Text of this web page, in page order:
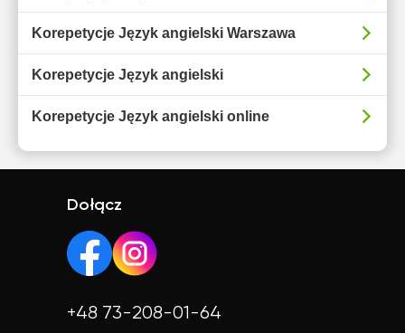
Korepetycje Język angielski Warszawa
Korepetycje Język angielski
Korepetycje Język angielski online
Dołącz
+48 73-208-01-64